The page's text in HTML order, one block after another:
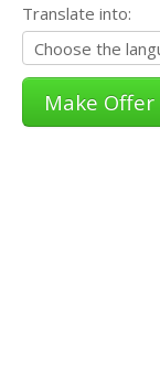
Translate into: